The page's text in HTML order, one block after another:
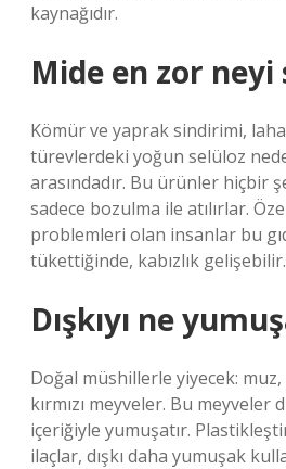
kaynağıdır.
Mide en zor
Kömür ve yaprak sindirimi,
türevlerdeki yoğun selüloz
arasındadır. Bu ürünler hiçbir
sadece bozulma ile atılırlar.
problemleri olan insanlar bu
tükettiğinde, kabızlık gelişebilir.
Dışkıyı ne
Doğal müshillerle yiyecek:
kırmızı meyveler. Bu meyveler
içeriğiyle yumuşatır.
ilaçlar, dışkı daha yumuşak